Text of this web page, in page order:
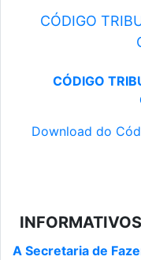
CÓDIGO
CÓDIGO
Download do
INFORMATIVOS
A Secretaria de